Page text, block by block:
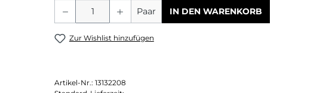
Produkt Anzahl: Gib den
Paar IN DEN WARENKORB
Zur Wishlist hinzufügen
Artikel-Nr.: 13132208